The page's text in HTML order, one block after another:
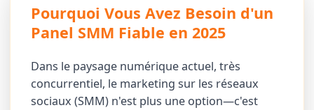
Pourquoi Vous Avez Besoin d'un
Panel SMM Fiable en 2025
Dans le paysage numérique actuel, très
concurrentiel, le marketing sur les réseaux
sociaux (SMM) n'est plus une option—c'est